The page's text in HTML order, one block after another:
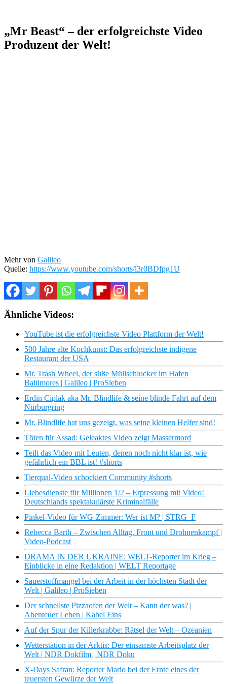
„Mr Beast“ – der erfolgreichste Video
Produzent der Welt!
Mehr von Galileo
Quelle: https://www.youtube.com/shorts/l3r0BDfpg1U
Ähnliche Videos:
YouTube ist die erfolgreichste Video Plattform der Welt!
500 Jahre alte Kochkunst: Das erfolgreichste indigene
Restaurant der USA
Mr. Trash Wheel, der süße Müllschlucker im Hafen
Baltimores | Galileo | ProSieben
Erdin Ciplak aka Mr. Blindlife & seine blinde Fahrt auf dem
Nürburgring
Mr. Blindlife hat uns gezeigt, was seine kleinen Helfer sind!
Töten für Assad: Geleaktes Video zeigt Massermord
Teilt das Video mit Leuten, denen noch nicht klar ist, wie
gefährlich ein BBL ist! #shorts
Tierqual-Video schockiert Community #shorts
Liebesdienste für Millionen 1/2 – Erpressung mit Video! |
Deutschlands spektakulärste Kriminalfälle
Pinkel-Video für WG-Zimmer: Wer ist M? | STRG_F
Rebecca Barth – Zwischen Alltag, Front und Drohnenkampf |
Video-Podcast
DRAMA IN DER UKRAINE: WELT-Reporter im Krieg –
Einblicke in eine Redaktion | WELT Reportage
Sauerstoffmangel bei der Arbeit in der höchsten Stadt der
Welt | Galileo | ProSieben
Der schnellste Pizzaofen der Welt – Kann der was? |
Abenteuer Leben | Kabel Eins
Auf der Spur der Killerkrabbe: Rätsel der Welt – Ozeanien
Wetterstation in der Arktis: Der einsamste Arbeitsplatz der
Welt | NDR Dokfilm | NDR Doku
X-Days Safran: Reporter Mario bei der Ernte eines der
teuersten Gewürze der Welt